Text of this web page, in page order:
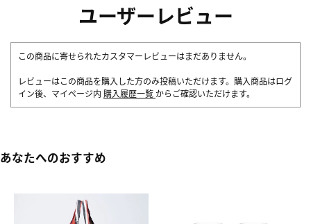
ユーザーレビュー
この商品に寄せられたカスタマーレビューはまだありません。
レビューはこの商品を購入した方のみ投稿いただけます。購入商品はログ
イン後、マイページ内 購入履歴一覧 からご確認いただけます。
あなたへのおすすめ